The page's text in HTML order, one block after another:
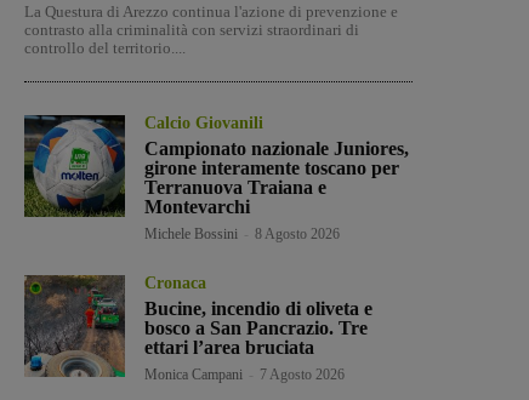
La Questura di Arezzo continua l'azione di prevenzione e
contrasto alla criminalità con servizi straordinari di
controllo del territorio....
Calcio Giovanili
Campionato nazionale Juniores,
girone interamente toscano per
Terranuova Traiana e
Montevarchi
Michele Bossini 8 Agosto 2026
Cronaca
Bucine, incendio di oliveta e
bosco a San Pancrazio. Tre
ettari l’area bruciata
Monica Campani 7 Agosto 2026